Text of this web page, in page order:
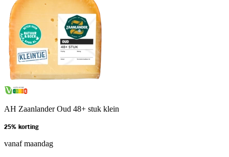
AH Zaanlander Oud 48+ stuk klein
25% korting
vanaf maandag